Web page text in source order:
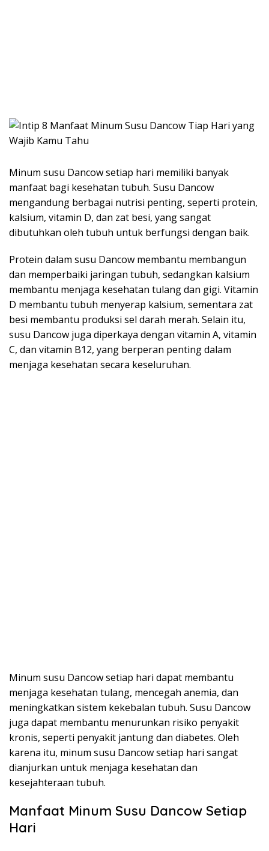
Minum susu Dancow setiap hari memiliki banyak
manfaat bagi kesehatan tubuh. Susu Dancow
mengandung berbagai nutrisi penting, seperti protein,
kalsium, vitamin D, dan zat besi, yang sangat
dibutuhkan oleh tubuh untuk berfungsi dengan baik.
Protein dalam susu Dancow membantu membangun
dan memperbaiki jaringan tubuh, sedangkan kalsium
membantu menjaga kesehatan tulang dan gigi. Vitamin
D membantu tubuh menyerap kalsium, sementara zat
besi membantu produksi sel darah merah. Selain itu,
susu Dancow juga diperkaya dengan vitamin A, vitamin
C, dan vitamin B12, yang berperan penting dalam
menjaga kesehatan secara keseluruhan.
Minum susu Dancow setiap hari dapat membantu
menjaga kesehatan tulang, mencegah anemia, dan
meningkatkan sistem kekebalan tubuh. Susu Dancow
juga dapat membantu menurunkan risiko penyakit
kronis, seperti penyakit jantung dan diabetes. Oleh
karena itu, minum susu Dancow setiap hari sangat
dianjurkan untuk menjaga kesehatan dan
kesejahteraan tubuh.
Manfaat Minum Susu Dancow Setiap
Hari